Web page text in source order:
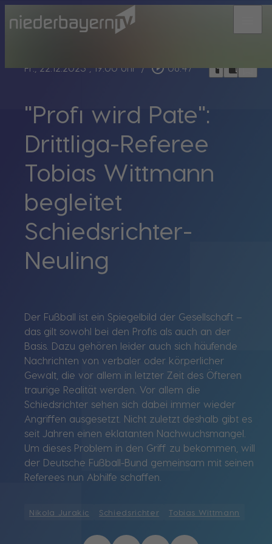
Fr., 22.12.2023 , 19:00 Uhr / play_circle_outline 06:47 headphoneschrome_reader_modebookmark_border
"Profi wird Pate":
Drittliga-Referee
Tobias Wittmann
begleitet
Schiedsrichter-
Neuling
Der Fußball ist ein Spiegelbild der Gesellschaft –
das gilt sowohl bei den Profis als auch an der
Basis. Dazu gehören leider auch sich häufende
Nachrichten von verbaler oder körperlicher
Gewalt, die vor allem in letzter Zeit des Öfteren
traurige Realität werden. Vor allem die
Schiedsrichter sehen sich dabei immer wieder
Angriffen ausgesetzt. Nicht zuletzt deshalb gibt es
seit Jahren einen eklatanten Nachwuchsmangel.
Um dieses Problem in den Griff zu bekommen, will
der Deutsche Fußball-Bund gemeinsam mit seinen
Referees nun Abhilfe schaffen.
Nikola Jurakic Schiedsrichter Tobias Wittmann